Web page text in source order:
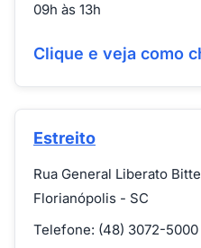
09h às 13h
Clique e veja como
Estreito
Rua General Liberato
Florianópolis - SC
Telefone: (48) 3072-5000